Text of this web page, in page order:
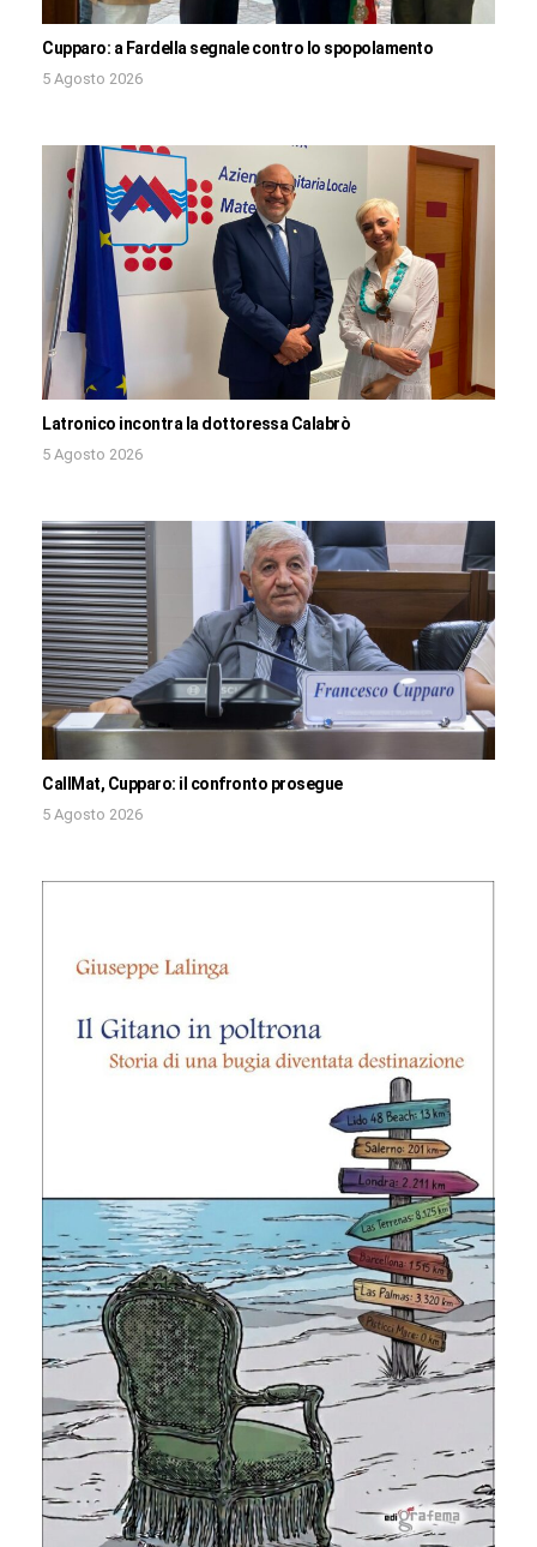
Cupparo: a Fardella segnale contro lo spopolamento
5 Agosto 2026
Latronico incontra la dottoressa Calabrò
5 Agosto 2026
CallMat, Cupparo: il confronto prosegue
5 Agosto 2026